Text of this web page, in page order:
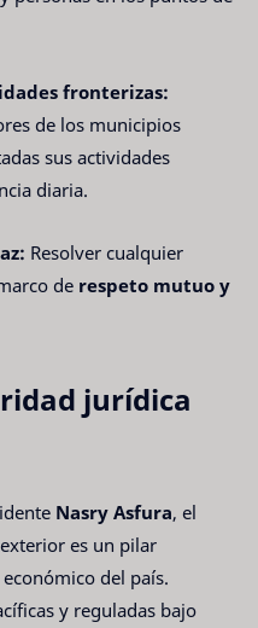
fronterizas:
de los municipios
sus actividades
diaria.
Resolver cualquier
de respeto mutuo y
jurídica
Nasry Asfura, el
es un pilar
del país.
y reguladas bajo